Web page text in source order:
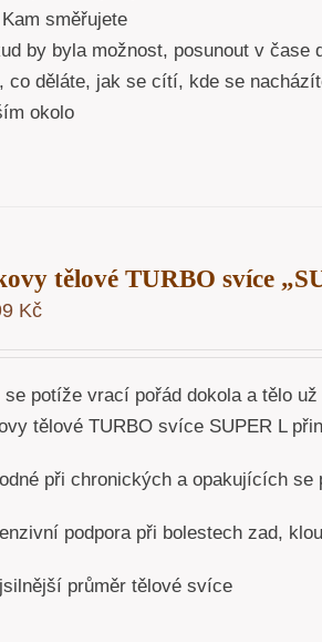
Kam směřujete
by byla možnost, posunout v
co děláte, jak se cítí, kde se
okolo
tělové TURBO svíce
Kč
se potíže vrací pořád dokola a tělo
tělové TURBO svíce SUPER L
při chronických a opakujících se
podpora při bolestech zad,
průměr tělové svíce